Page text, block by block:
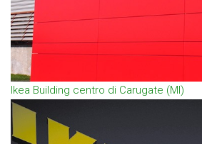
Ikea Building centro di Carugate (MI)